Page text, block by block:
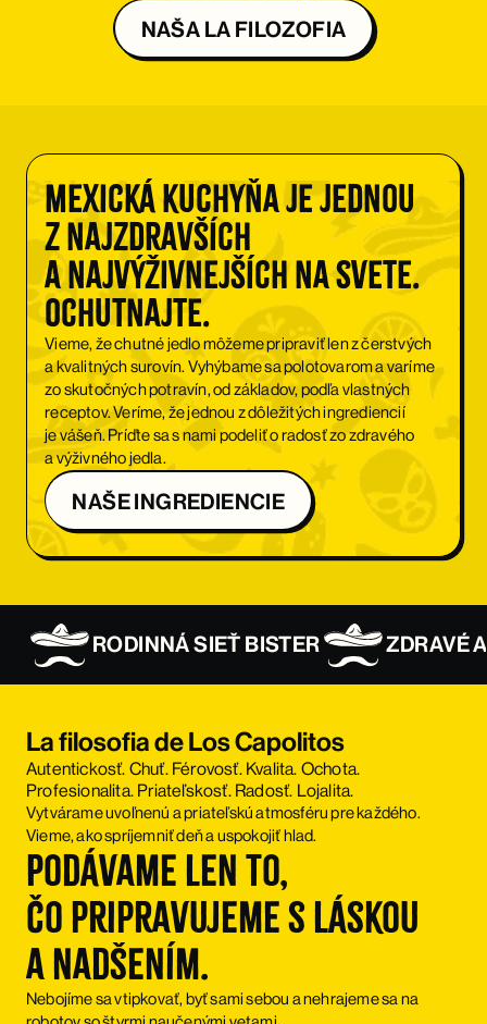
NAŠA LA FILOZOFIA
Mexická kuchyňa je jednou
z najzdravších
a najvýživnejších na svete.
Ochutnajte.
Vieme, že chutné jedlo môžeme pripraviť len z čerstvých
a kvalitných surovín. Vyhýbame sa polotovarom a varíme
zo skutočných potravín, od základov, podľa vlastných
receptov. Veríme, že jednou z dôležitých ingrediencií
je vášeň. Príďte sa s nami podeliť o radosť zo zdravého
a výživného jedla.
NAŠE INGREDIENCIE
RODINNÁ SIEŤ BISTER ZDRAVÉ
La filosofia de Los Capolitos
Autentickosť. Chuť. Férovosť. Kvalita. Ochota.
Profesionalita. Priateľskosť. Radosť. Lojalita.
Vytvárame uvoľnenú a priateľskú atmosféru pre každého.
Vieme, ako spríjemniť deň a uspokojiť hlad.
Podávame len to,
čo pripravujeme s láskou
a nadšením.
Nebojíme sa vtipkovať, byť sami sebou a nehrajeme sa na